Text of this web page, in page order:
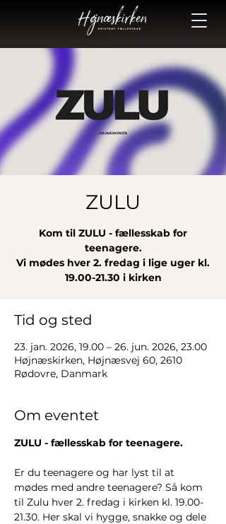
ZULU
Kom til ZULU - fællesskab for
teenagere.
Vi mødes hver 2. fredag i lige uger kl.
19.00-21.30 i kirken
Tid og sted
23. jan. 2026, 19.00 – 26. jun. 2026, 23.00
Højnæskirken, Højnæsvej 60, 2610
Rødovre, Danmark
Om eventet
ZULU - fællesskab for teenagere.
Er du teenagere og har lyst til at
mødes med andre teenagere? Så kom
til Zulu hver 2. fredag i kirken kl. 19.00-
21.30. Her skal vi hygge, snakke og dele